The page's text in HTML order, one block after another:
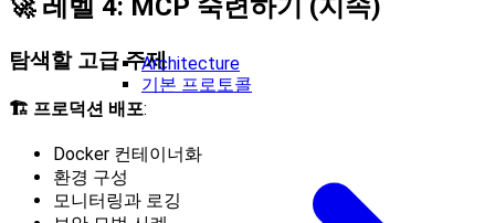
Architecture
기본 프로토콜
🚀 레벨 4: MCP 숙련하기 (지속)
탐색할 고급 주제
🏗️ 프로덕션 배포:
Docker 컨테이너화
환경 구성
모니터링과 로깅